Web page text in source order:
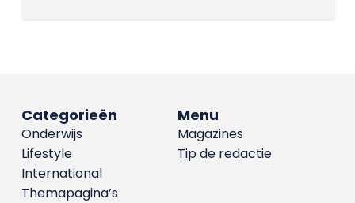
Menu
Magazines
Tip de redactie
Categorieën
Onderwijs
Lifestyle
International
Themapagina’s